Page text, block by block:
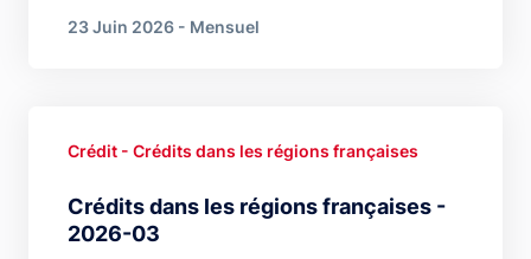
23 Juin 2026 - Mensuel
Crédits dans les régions françaises -
2026-03
Crédit - Crédits dans les régions françaises